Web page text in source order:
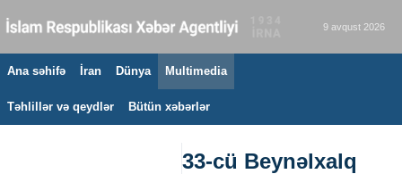
9 avqust 2026
Ana səhifə İran Dünya Multimedia
Təhlillər və qeydlər Bütün xəbərlər
33-cü Beynəlxalq